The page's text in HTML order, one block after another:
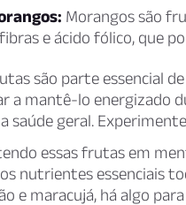
Morangos são
fibras e ácido fólico, que
são parte essencial
a mantê-lo energizado
saúde geral.
essas frutas em
nutrientes essenciais
e maracujá, há algo